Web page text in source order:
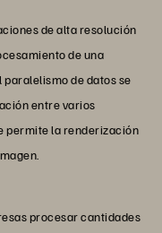
de alta resolución
de una
paralelismo de datos se
entre varios
permite la renderización
procesar cantidades